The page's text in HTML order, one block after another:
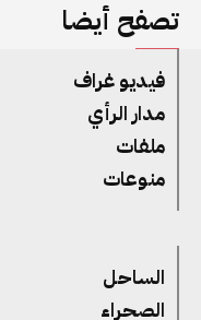
تصفح أيضا
فيديو غراف
مدار الرأي
ملفات
منوعات
الساحل
الصحراء